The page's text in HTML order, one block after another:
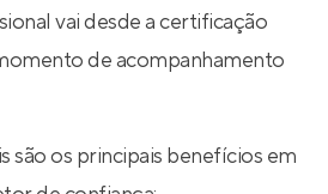
vai desde a certificação
de acompanhamento
são os principais benefícios em